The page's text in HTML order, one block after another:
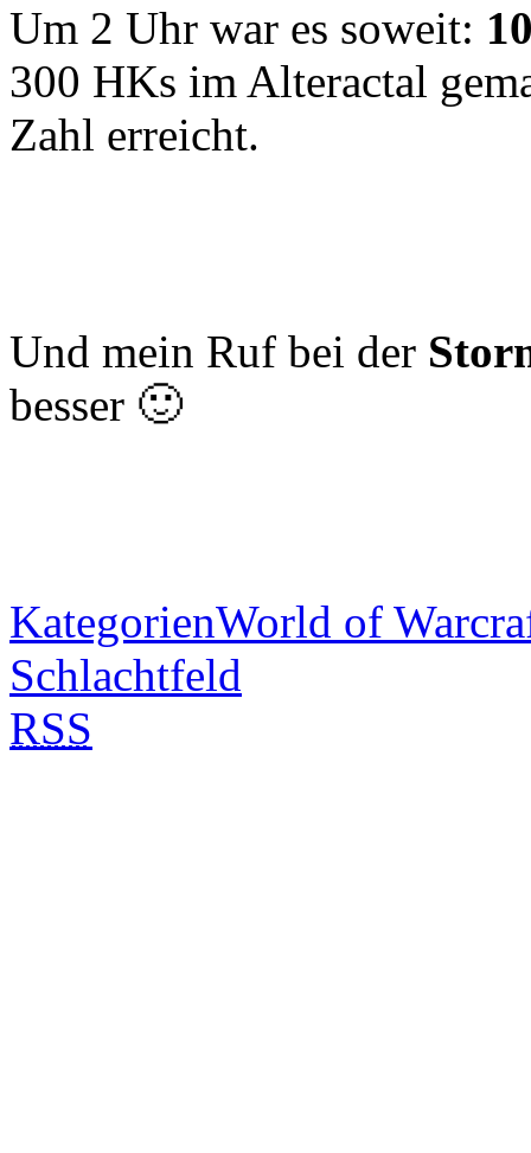
Um 2 Uhr war es soweit:
300 HKs im Alteractal
Zahl erreicht.
Und mein Ruf bei der
besser 🙂
KategorienWorld of
Schlachtfeld
RSS